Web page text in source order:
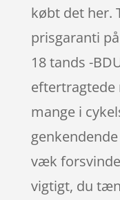
købt det her.
prisgaranti
18 tands -
mange i
væk
vigtigt, du